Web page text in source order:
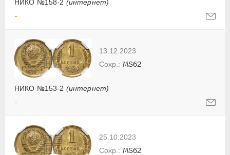
НИКО №158-2 (интернет)
-
13.12.2023
НИКО №153-2 (интернет)
MS62
-
25.10.2023
MS62